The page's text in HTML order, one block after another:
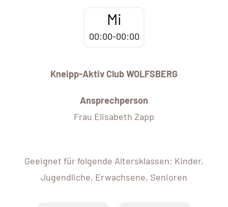
Mi
00:00-00:00
Kneipp-Aktiv Club WOLFSBERG
Ansprechperson
Frau Elisabeth Zapp
Geeignet für folgende Altersklassen: Kinder,
Jugendliche, Erwachsene, Senioren